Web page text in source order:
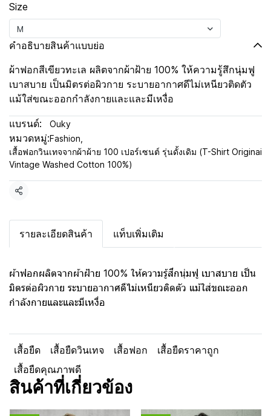
Size
M
คำอธิบายสินค้าแบบย่อ
ผ้าฟอกสีเขียวทะเล ผลิตจากผ้าฝ้าย 100% ให้ความรู้สึกนุ่มฟู
เบาสบาย เป็นมิตรต่อผิวกาย ระบายอากาศดีไม่เหนียวติดตัว
แม้ใส่ขณะออกกำลังกายและและมีเหงื่อ
แบรนด์: Ouky
หมวดหมู่:Fashion
เสื้อฟอกวินเทจจากผ้าผ้าย 100 เปอร์เซนต์ รุ่นดั้งเดิม (T-Shirt Originai
Vintage Washed Cotton 100%)
แชร์
รายละเอียดสินค้า แท็บเพิ่มเติม
ผ้าฟอกผลิตจากผ้าฝ้าย 100% ให้ความรู้สึกนุ่มฟู เบาสบาย เป็น
มิตรต่อผิวกาย ระบายอากาศดีไม่เหนียวติดตัว แม้ใส่ขณะออก
กำลังกายและและมีเหงื่อ
เสื้อยืด เสื้อยืดวินเทจ เสื้อฟอก
เสื้อยืดราคาถูก
เสื้อยืดคุณภาพดี
สินค้าที่เกี่ยวข้อง